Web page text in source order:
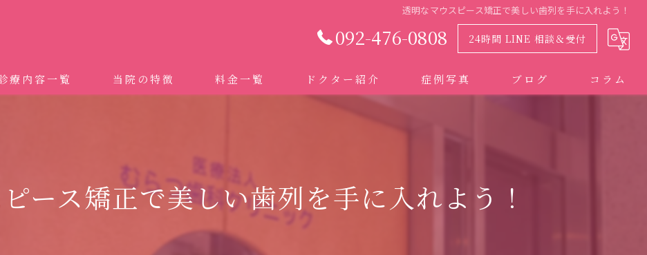
透明なマウスピース矯正で美しい歯列を手に入れよう！
092-476-0808 24時間 LINE 相談＆受付
療内容一覧
正歯科 (インビザライン、マウスピース矯正）
イトニング
当院の特徴
ドクターむらつのワンライン歯臓ブラシ
料金一覧 ドクター紹介 症例写真 ブログ コラム
ース矯正で美しい歯列を手に入れよう！